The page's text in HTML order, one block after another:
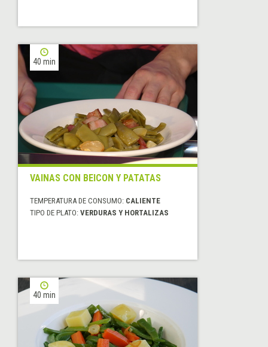
40 min
VAINAS CON BEICON Y PATATAS
TEMPERATURA DE CONSUMO: CALIENTE
TIPO DE PLATO: VERDURAS Y HORTALIZAS
40 min